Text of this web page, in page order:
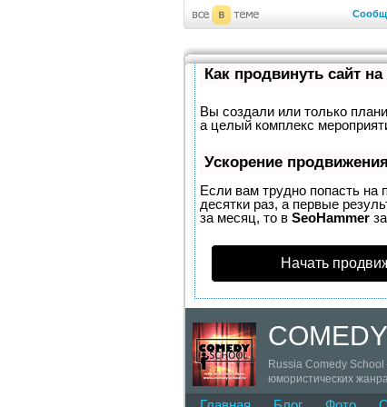
Как продвинуть сайт
Вы создали или только
а целый комплекс
Ускорение продвижения
Если вам трудно попасть на
десятки раз, а первые
за месяц, то в SeoHammer
Начать
Russia Comedy
юмористических